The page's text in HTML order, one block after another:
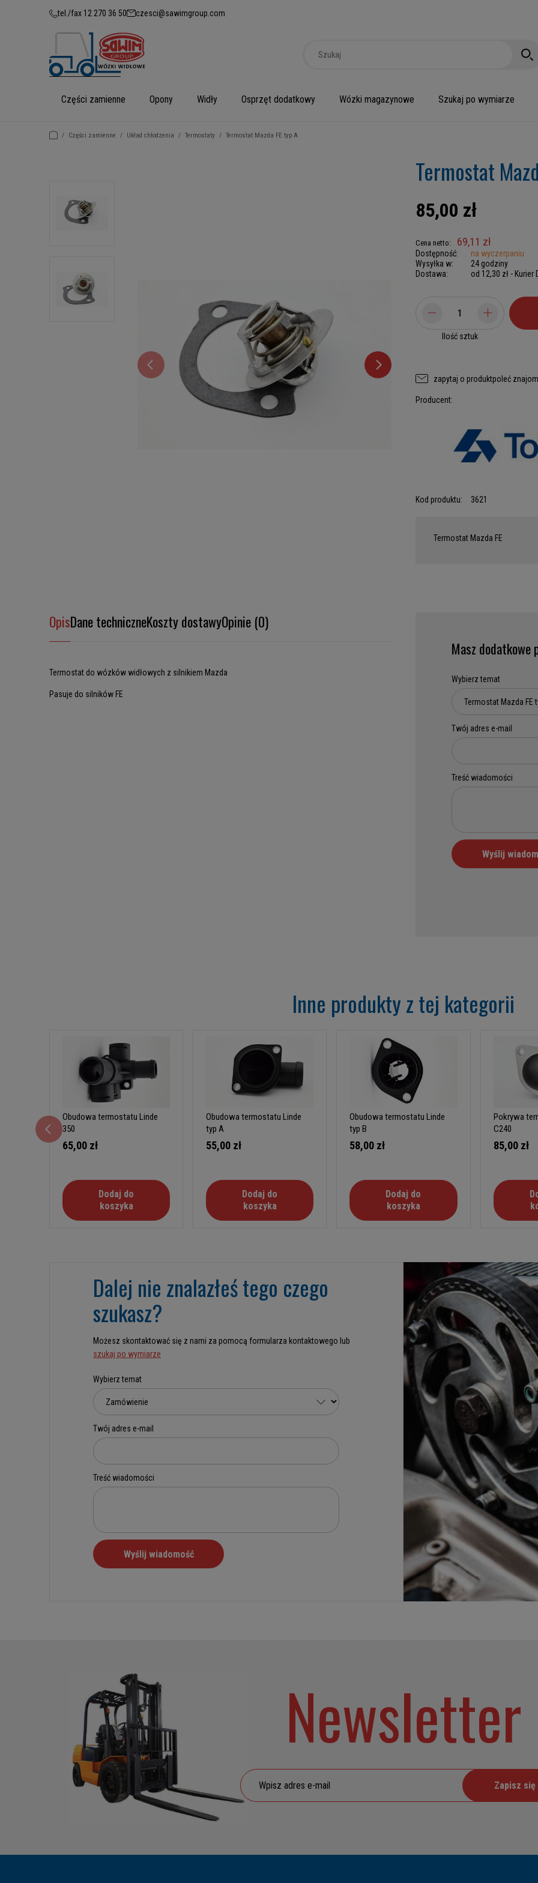
tel./fax 12 270 36 50 czesci@sawimgroup.com
Części zamienne Opony Widły Osprzęt dodatkowy Wózki magazynowe Szukaj po wymiarze
/ Części zamienne / Układ chłodzenia / Termostaty / Termostat Mazda FE typ A
Termostat
85,00 zł
Cena netto: 69,11 zł
Dostępność:
na wyczerpaniu
Wysyłka w:
24 godziny
Dostawa:
od 12,30 zł - Kurier
Ilość sztuk
zapytaj o produktpoleć
Producent:
Kod produktu: 3621
Termostat Mazda FE
OpisDane techniczneKoszty dostawyOpinie (0)
Termostat do wózków widłowych z silnikiem Mazda
Pasuje do silników FE
Masz dodatkowe
Inne produkty z tej kategorii
Obudowa termostatu Linde
350
65,00 zł
Dodaj do
koszyka
Obudowa termostatu Linde
typ A
55,00 zł
Dodaj do
koszyka
Obudowa termostatu Linde
typ B
58,00 zł
Dodaj do
koszyka
Pokrywa
C240
85,00 zł
Dalej nie znalazłeś tego czego
szukasz?
Możesz skontaktować się z nami za pomocą formularza kontaktowego lub
szukaj po wymiarze
Newsletter
Zapisz się